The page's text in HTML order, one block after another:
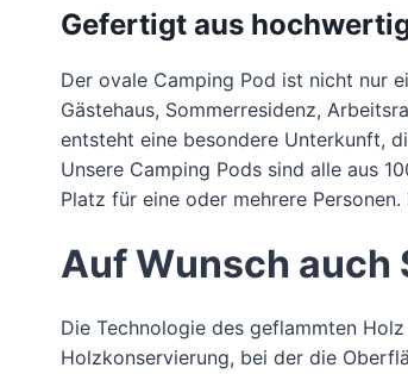
Gefertigt aus
Der ovale Camping Pod ist nicht nur
Gästehaus, Sommerresidenz,
entsteht eine besondere Unterkunft,
Unsere Camping Pods sind alle aus
Platz für eine oder mehrere
Auf Wunsch auch
Die Technologie des geflammten
Holzkonservierung, bei der die